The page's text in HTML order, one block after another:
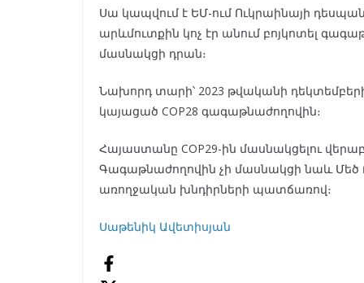
Սա կապվում է ԵՄ-ում Ուկրաինայի
արևմուտքին կոչ էր անում բոյկոտել
մասնակցի դրան։
Նախորդ տարի՝ 2023 թվականի
կայացած COP28 գագաթնաժողովին։
Հայաստանը COP29-ին մասնակցելու
Գագաթնաժողովին չի մասնակցի նաև
առողջական խնդիրների պատճառով։
Սաթենիկ Ավետիսյան